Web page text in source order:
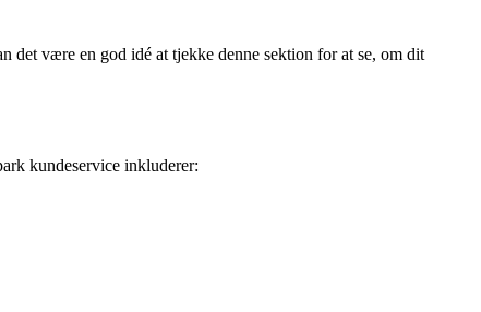
det være en god idé at tjekke denne sektion for at se, om dit
kundeservice inkluderer: